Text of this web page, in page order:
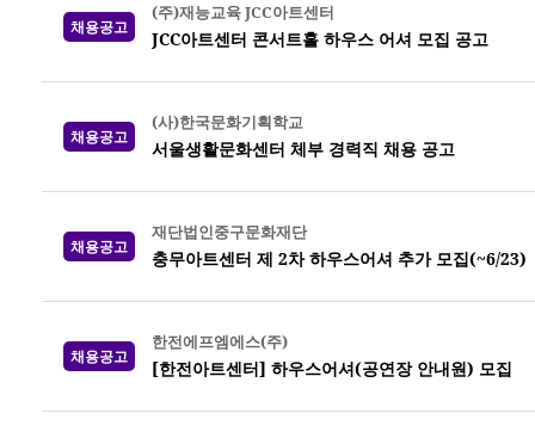
채용공고
(주)재능교육 JCC아트센터
JCC아트센터 콘서트홀 하우스 어셔 모집 공고
채용공고
(사)한국문화기획학교
서울생활문화센터 체부 경력직 채용 공고
채용공고
재단법인중구문화재단
충무아트센터 제 2차 하우스어셔 추가 모집(~6/23)
채용공고
한전에프엠에스(주)
[한전아트센터] 하우스어셔(공연장 안내원) 모집